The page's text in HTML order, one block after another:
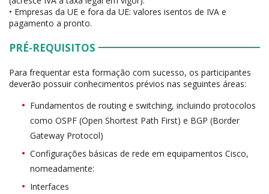
• Empresas da UE e fora da UE: valores isentos de IVA e
pagamento a pronto.
PRÉ-REQUISITOS
Para frequentar esta formação com sucesso, os participantes
deverão possuir conhecimentos prévios nas seguintes áreas:
Fundamentos de routing e switching, incluindo protocolos
como OSPF (Open Shortest Path First) e BGP (Border
Gateway Protocol)
Configurações básicas de rede em equipamentos Cisco,
nomeadamente:
Interfaces